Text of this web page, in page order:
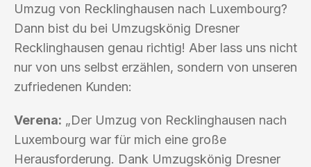
Umzug von Recklinghausen nach Luxembourg?
Dann bist du bei Umzugskönig Dresner
Recklinghausen genau richtig! Aber lass uns nicht
nur von uns selbst erzählen, sondern von unseren
zufriedenen Kunden:
Verena: „Der Umzug von Recklinghausen nach
Luxembourg war für mich eine große
Herausforderung. Dank Umzugskönig Dresner